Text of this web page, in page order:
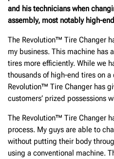
and his technicians when
assembly, most notably high-
The Revolution™ Tire Changer
my business. This machine has
tires more efficiently. While we
thousands of high-end tires on
Revolution™ Tire Changer has
customers’ prized possessions
The Revolution™ Tire Changer
process. My guys are able to
without putting their body
using a conventional machine.